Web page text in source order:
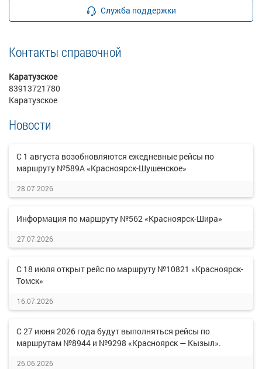
Служба поддержки
Контакты справочной
Каратузское
83913721780
Каратузское
Новости
С 1 августа возобновляются ежедневные рейсы по
маршруту №589А «Красноярск-Шушенское»
28.07.2026
Информация по маршруту №562 «Красноярск-Шира»
27.07.2026
С 18 июля открыт рейс по маршруту №10821 «Красноярск-
Томск»
16.07.2026
С 27 июня 2026 года будут выполняться рейсы по
маршрутам №8944 и №9298 «Красноярск — Кызыл».
26.06.2026